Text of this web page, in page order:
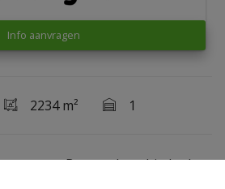
Info aanvragen
2234 m² 1
van Bastenaken biedt deze